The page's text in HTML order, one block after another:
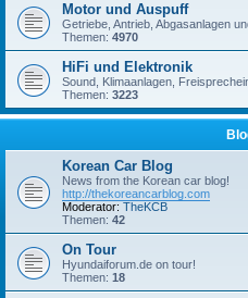
Motor und Auspuff
Getriebe, Antrieb, Abgasanlagen
Themen: 4970
HiFi und Elektronik
Sound, Klimaanlagen,
Themen: 3223
Korean Car Blog
News from the Korean car blog!
http://thekoreancarblog.com
Moderator: TheKCB
Themen: 42
On Tour
Hyundaiforum.de on tour!
Themen: 18